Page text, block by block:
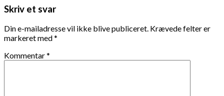
Skriv et svar
Din e-mailadresse vil ikke blive publiceret. Krævede felter er
markeret med*
Kommentar*